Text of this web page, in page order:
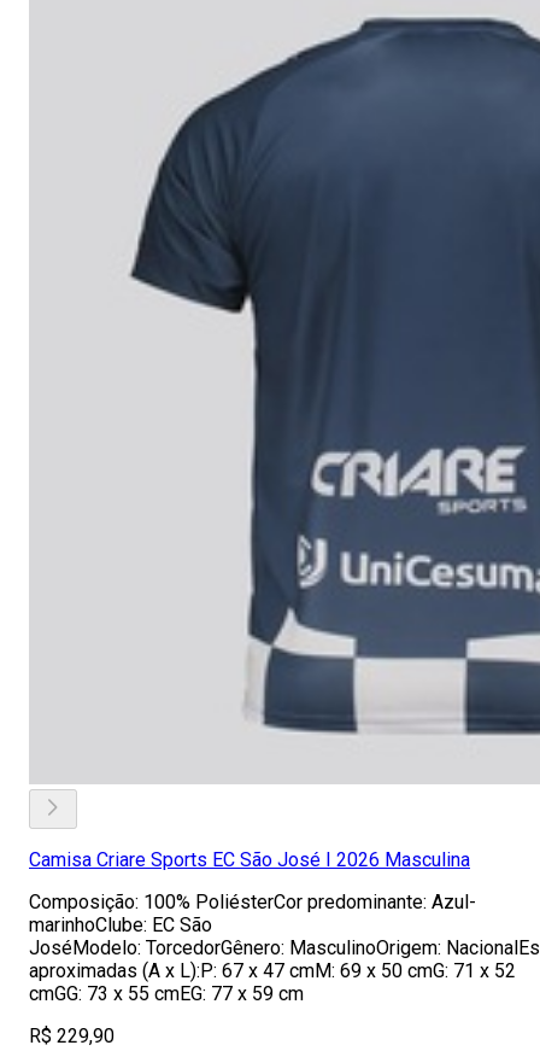
Camisa Criare Sports EC São José I 2026 Masculina
Composição: 100% PoliésterCor predominante: Azul-
marinhoClube: EC São
JoséModelo: TorcedorGênero: MasculinoOrigem:
aproximadas (A x L):P: 67 x 47 cmM: 69 x 50 cmG: 71 x 52
cmGG: 73 x 55 cmEG: 77 x 59 cm
R$ 229,90